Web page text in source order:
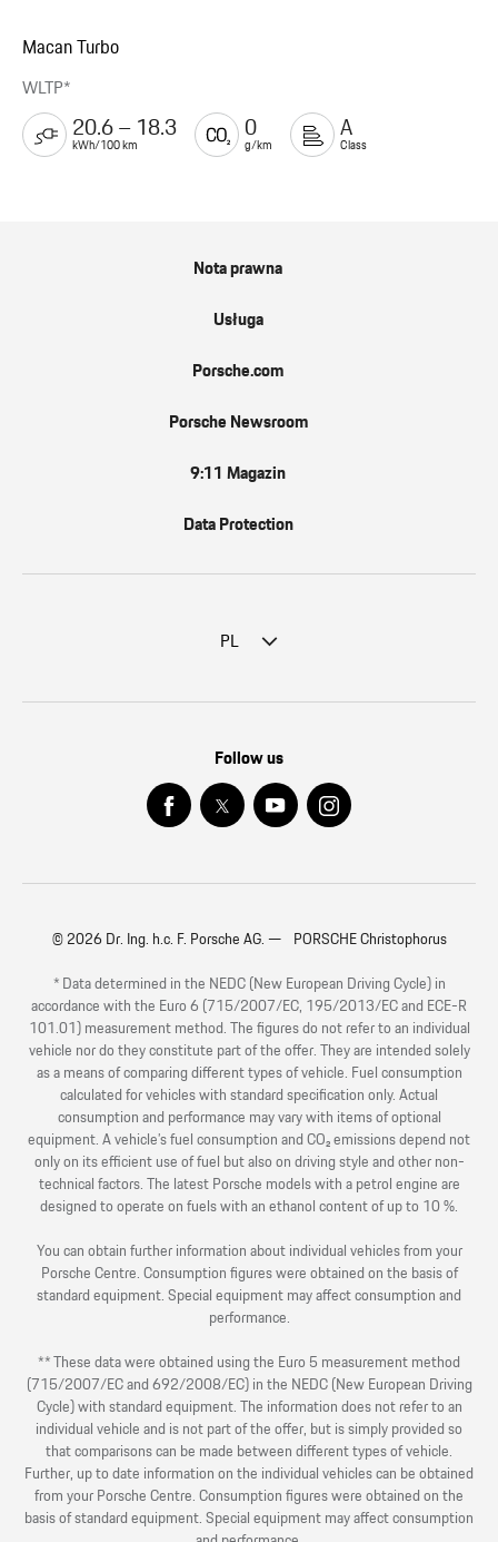
Macan Turbo
WLTP*
20.6 – 18.3
kWh/100 km
0
g/km
A
Class
Nota prawna
Usługa
Porsche.com
Porsche Newsroom
9:11 Magazin
Data Protection
PL
Follow us
© 2026 Dr. Ing. h.c. F. Porsche AG. — PORSCHE Christophorus
* Data determined in the NEDC (New European Driving Cycle) in
accordance with the Euro 6 (715/2007/EC, 195/2013/EC and ECE-R
101.01) measurement method. The figures do not refer to an individual
vehicle nor do they constitute part of the offer. They are intended solely
as a means of comparing different types of vehicle. Fuel consumption
calculated for vehicles with standard specification only. Actual
consumption and performance may vary with items of optional
equipment. A vehicle’s fuel consumption and CO₂ emissions depend not
only on its efficient use of fuel but also on driving style and other non-
technical factors. The latest Porsche models with a petrol engine are
designed to operate on fuels with an ethanol content of up to 10 %.
You can obtain further information about individual vehicles from your
Porsche Centre. Consumption figures were obtained on the basis of
standard equipment. Special equipment may affect consumption and
performance.
** These data were obtained using the Euro 5 measurement method
(715/2007/EC and 692/2008/EC) in the NEDC (New European Driving
Cycle) with standard equipment. The information does not refer to an
individual vehicle and is not part of the offer, but is simply provided so
that comparisons can be made between different types of vehicle.
Further, up to date information on the individual vehicles can be obtained
from your Porsche Centre. Consumption figures were obtained on the
basis of standard equipment. Special equipment may affect consumption